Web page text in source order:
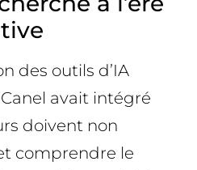
des outils d’IA
avait intégré
doivent non
comprendre le